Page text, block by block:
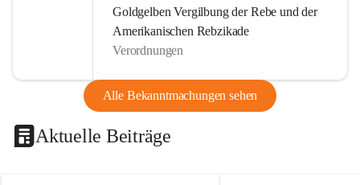
Goldgelben Vergilbung der Rebe und der
Amerikanischen Rebzikade
Verordnungen
Alle Bekanntmachungen sehen
Aktuelle Beiträge